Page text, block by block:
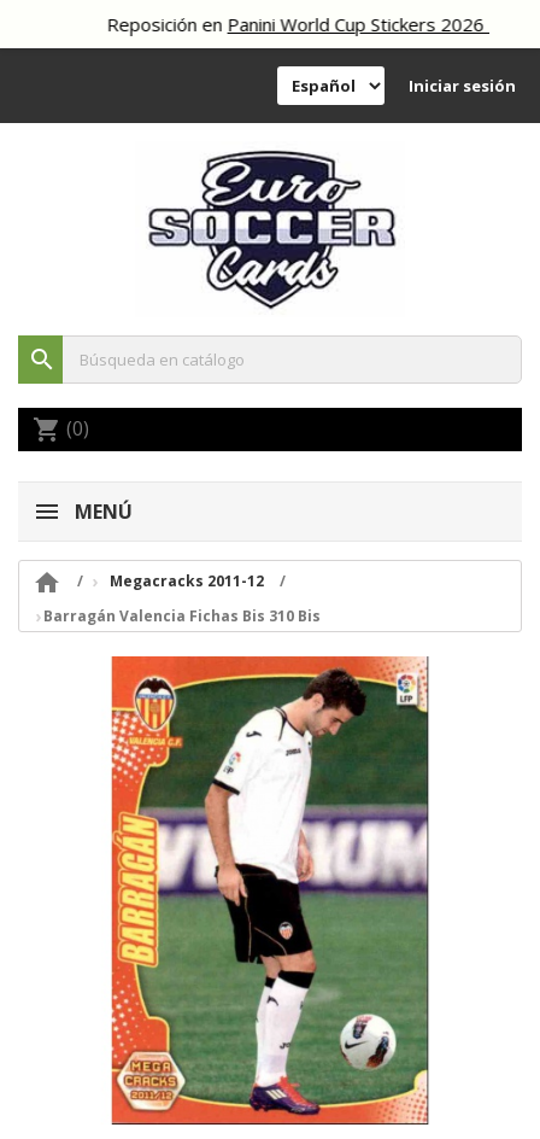
Reposición enPanini World Cup Stickers 2026
Iniciar sesión
search
shopping_cart (0)
MENÚ

Megacracks 2011-12
Barragán Valencia Fichas Bis 310 Bis